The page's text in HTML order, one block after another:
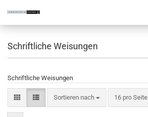
Schriftliche Weisungen
Schriftliche Weisungen
Sortieren nach 16 pro Seite